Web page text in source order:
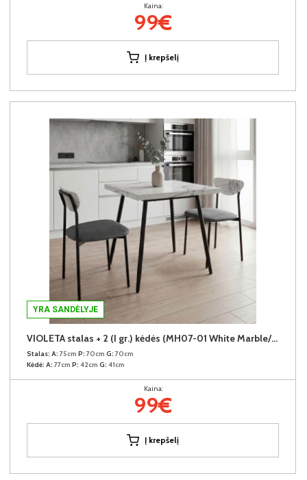
Kaina:
99€
Į krepšelį
YRA SANDĖLYJE
VIOLETA stalas + 2 (I gr.) kėdės (MH07-01 White Marble/25-55 Pilkas)
Stalas: A: 75cm P: 70cm G: 70cm
Kėdė: A: 77cm P: 42cm G: 41cm
Kaina:
99€
Į krepšelį